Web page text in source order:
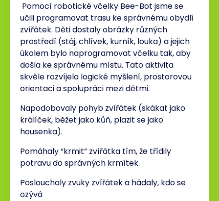
Pomocí robotické včelky Bee-Bot jsme se
učili programovat trasu ke správnému obydlí
zvířátek. Děti dostaly obrázky různých
prostředí (stáj, chlívek, kurník, louka) a jejich
úkolem bylo naprogramovat včelku tak, aby
došla ke správnému místu. Tato aktivita
skvěle rozvíjela logické myšlení, prostorovou
orientaci a spolupráci mezi dětmi.
Napodobovaly pohyb zvířátek (skákat jako
králíček, běžet jako kůň, plazit se jako
housenka).
Pomáhaly “krmit” zvířátka tím, že třídily
potravu do správných krmítek.
Poslouchaly zvuky zvířátek a hádaly, kdo se
ozývá